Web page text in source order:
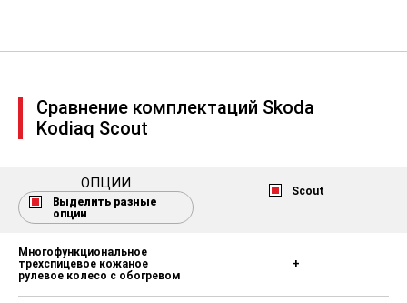
Off Road режимом
Центральный замок KESSY
вида с автоматическим
затемнением
Заднее сиденье и спинка делимые,
подлокотник
Электронный иммобилайзер
Сравнение комплектаций Skoda
Kodiaq Scout
ОПЦИИ
Выделить разные
опции
Scout
Многофункциональное
трехспицевое кожаное
рулевое колесо c обогревом
+